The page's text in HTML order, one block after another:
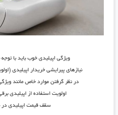
ویژگی اپیلیدی خوب باید با
نیازهای پیرایشی خریدار اپیلیدی
در نظر گرفتن موارد خاص مانند
اولویت استفاده از اپیلیدی
سقف قیمت اپیلیدی در